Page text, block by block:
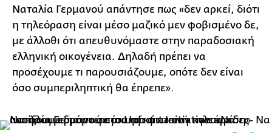
Ναταλία Γερμανού απάντησε πως «δεν αρκεί, διότι
η τηλεόραση είναι μέσο μαζικό μεν φοβισμένο δε,
με άλλοθι ότι απευθυνόμαστε στην παραδοσιακή
ελληνική οικογένεια. Δηλαδή πρέπει να
προσέχουμε τι παρουσιάζουμε, οπότε δεν είναι
όσο συμπεριληπτική θα έπρεπε».